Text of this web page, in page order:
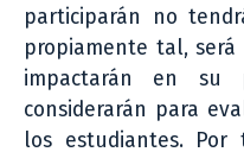
participarán no
propiamente tal,
impactarán en su
considerarán para
los estudiantes.